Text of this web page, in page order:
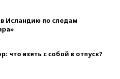
Исландию по следам
что взять с собой в отпуск?